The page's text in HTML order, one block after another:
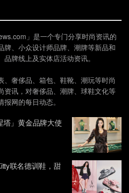
」是一个专门分享时尚资讯的
牌、小众设计师品牌、潮牌等新品和
牌线上及实体店活动资讯。
、奢侈品、箱包、鞋靴、潮玩等时尚
资讯，对奢侈品、潮牌、球鞋文化等
网的每日动态。
塔」黄金品牌大使
联名德训鞋，甜